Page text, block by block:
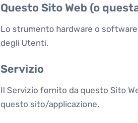
Questo Sito Web (o
Lo strumento hardware o
degli Utenti.
Servizio
Il Servizio fornito da questo Sito
questo sito/applicazione.